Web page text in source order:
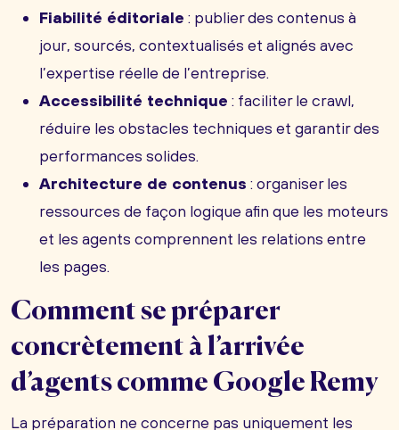
Fiabilité éditoriale : publier des contenus à
jour, sourcés, contextualisés et alignés avec
l’expertise réelle de l’entreprise.
Accessibilité technique : faciliter le crawl,
réduire les obstacles techniques et garantir des
performances solides.
Architecture de contenus : organiser les
ressources de façon logique afin que les moteurs
et les agents comprennent les relations entre
les pages.
Comment se préparer
concrètement à l’arrivée
d’agents comme Google Remy
La préparation ne concerne pas uniquement les